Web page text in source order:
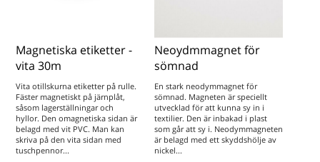
Magnetiska etiketter -
vita 30m
Vita otillskurna etiketter på rulle.
Fäster magnetiskt på järnplåt,
såsom lagerställningar och
hyllor. Den omagnetiska sidan är
belagd med vit PVC. Man kan
skriva på den vita sidan med
tuschpennor...
Neoydmmagnet för
sömnad
En stark neodymmagnet för
sömnad. Magneten är speciellt
utvecklad för att kunna sy in i
textilier. Den är inbakad i plast
som går att sy i. Neodymmagneten
är belagd med ett skyddshölje av
nickel...